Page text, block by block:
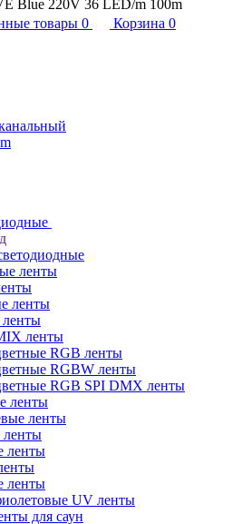
Blue 220V 36 LED/m 100m
товары 0 Корзина 0
ленты
ленты
ленты
RGB ленты
RGBW ленты
RGB SPI DMX ленты
ленты
ленты
ленты
ленты
UV ленты
для саун